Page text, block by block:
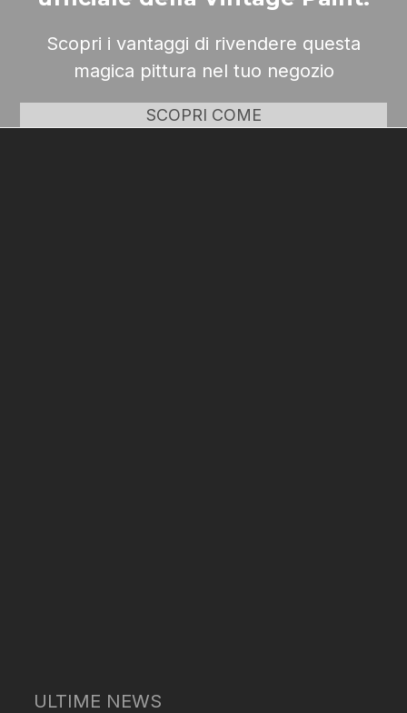
Scopri i vantaggi di rivendere questa
magica pittura nel tuo negozio
SCOPRI COME
ULTIME NEWS